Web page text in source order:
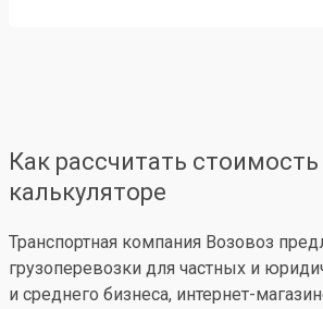
Как рассчитать
калькуляторе
Транспортная компания Возовоз
грузоперевозки для частных и
и среднего бизнеса, интернет-